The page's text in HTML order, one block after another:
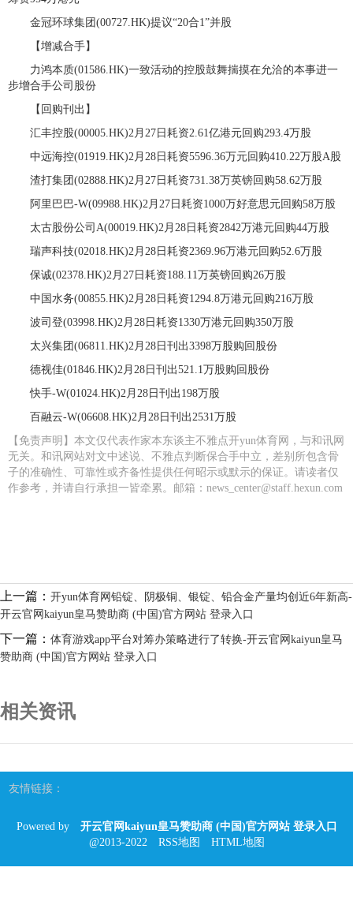
金冠环球集团(00727.HK)提议“20合1”并股
【增减合手】
力鸿本质(01586.HK)一致活动的控股鼓舞揣摸在允洽的本事进一
步增合手公司股份
【回购刊出】
汇丰控股(00005.HK)2月27日耗资2.61亿港元回购293.4万股
中远海控(01919.HK)2月28日耗资5596.36万元回购410.22万股A股
渣打集团(02888.HK)2月27日耗资731.38万英镑回购58.62万股
阿里巴巴-W(09988.HK)2月27日耗资1000万好意思元回购58万股
太古股份公司A(00019.HK)2月28日耗资2842万港元回购44万股
瑞声科技(02018.HK)2月28日耗资2369.96万港元回购52.6万股
保诚(02378.HK)2月27日耗资188.11万英镑回购26万股
中国水务(00855.HK)2月28日耗资1294.8万港元回购216万股
波司登(03998.HK)2月28日耗资1330万港元回购350万股
太兴集团(06811.HK)2月28日刊出3398万股购回股份
德视佳(01846.HK)2月28日刊出521.1万股购回股份
快手-W(01024.HK)2月28日刊出198万股
百融云-W(06608.HK)2月28日刊出2531万股
【免责声明】本文仅代表作家本东谈主不雅点开yun体育网，与和讯网
无关。和讯网站对文中述说、不雅点判断保合手中立，差别所包含骨
子的准确性、可靠性或齐备性提供任何昭示或默示的保证。请读者仅
作参考，并请自行承担一皆牵累。邮箱：news_center@staff.hexun.com
上一篇： 开yun体育网铅锭、阴极铜、银锭、铅合金产量均创近6年新高-
开云官网kaiyun皇马赞助商 (中国)官方网站 登录入口
下一篇： 体育游戏app平台对筹办策略进行了转换-开云官网kaiyun皇马
赞助商 (中国)官方网站 登录入口
相关资讯
友情链接：
Powered by
开云官网kaiyun皇马赞助商 (中国)官方网站 登录入口
@2013-2022
RSS地图 HTML地图